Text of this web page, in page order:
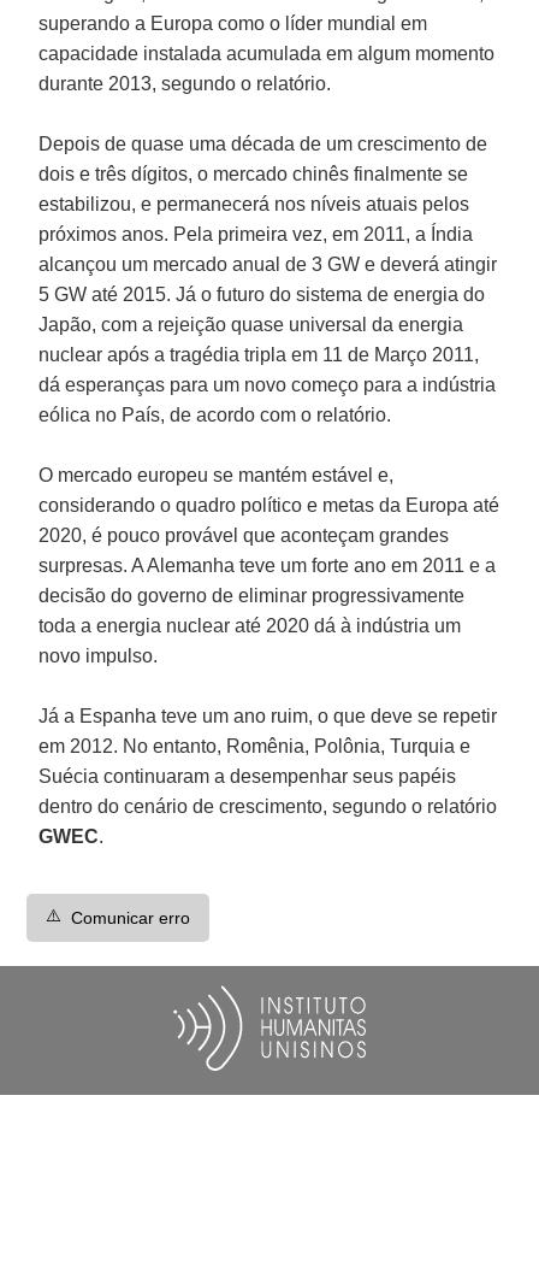
superando a Europa como o líder mundial em
capacidade instalada acumulada em algum momento
durante 2013, segundo o relatório.
Depois de quase uma década de um crescimento de
dois e três dígitos, o mercado chinês finalmente se
estabilizou, e permanecerá nos níveis atuais pelos
próximos anos. Pela primeira vez, em 2011, a Índia
alcançou um mercado anual de 3 GW e deverá atingir
5 GW até 2015. Já o futuro do sistema de energia do
Japão, com a rejeição quase universal da energia
nuclear após a tragédia tripla em 11 de Março 2011,
dá esperanças para um novo começo para a indústria
eólica no País, de acordo com o relatório.
O mercado europeu se mantém estável e,
considerando o quadro político e metas da Europa até
2020, é pouco provável que aconteçam grandes
surpresas. A Alemanha teve um forte ano em 2011 e a
decisão do governo de eliminar progressivamente
toda a energia nuclear até 2020 dá à indústria um
novo impulso.
Já a Espanha teve um ano ruim, o que deve se repetir
em 2012. No entanto, Romênia, Polônia, Turquia e
Suécia continuaram a desempenhar seus papéis
dentro do cenário de crescimento, segundo o relatório
GWEC.
⚠️ Comunicar erro